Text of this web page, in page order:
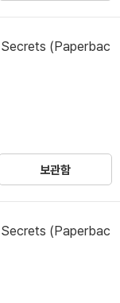
(Paperbac
보관함
(Paperbac